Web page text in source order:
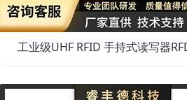
工业级UHF RFID 手持式读写器